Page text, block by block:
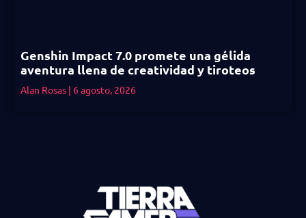
Genshin Impact 7.0 promete una gélida
aventura llena de creatividad y tiroteos
Alan Rosas 6 agosto, 2026